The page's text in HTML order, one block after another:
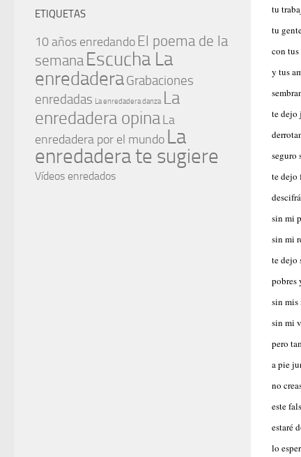
tu
tu
con tus
y tus
te dejo
seguro
te dejo
sin mi
sin mi
te dejo
pobres
sin mis
sin mi
pero
a pie
no
este
estaré
lo
ETIQUETAS
10 años enredando El poema de la
semana Escucha La
enredaderaGrabaciones
enredadas La enredadera danza La
enredadera opina La
enredadera por el mundo La
enredadera te sugiere
Vídeos enredados